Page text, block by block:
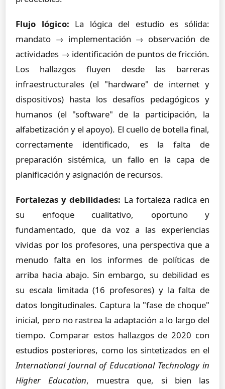
Flujo lógico: La lógica del estudio es sólida:
mandato → implementación → observación de
actividades → identificación de puntos de fricción.
Los hallazgos fluyen desde las barreras
infraestructurales (el "hardware" de internet y
dispositivos) hasta los desafíos pedagógicos y
humanos (el "software" de la participación, la
alfabetización y el apoyo). El cuello de botella final,
correctamente identificado, es la falta de
preparación sistémica, un fallo en la capa de
planificación y asignación de recursos.
Fortalezas y debilidades: La fortaleza radica en
su enfoque cualitativo, oportuno y
fundamentado, que da voz a las experiencias
vividas por los profesores, una perspectiva que a
menudo falta en los informes de políticas de
arriba hacia abajo. Sin embargo, su debilidad es
su escala limitada (16 profesores) y la falta de
datos longitudinales. Captura la "fase de choque"
inicial, pero no rastrea la adaptación a lo largo del
tiempo. Comparar estos hallazgos de 2020 con
estudios posteriores, como los sintetizados en el
International Journal of Educational Technology in
Higher Education, muestra que, si bien las